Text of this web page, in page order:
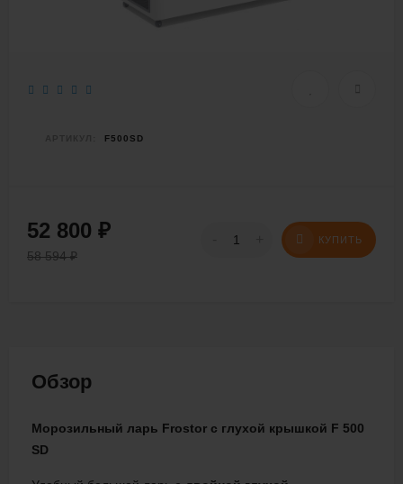
F500SD
52 800 ₽
58 594₽
КУПИТЬ
Обзор
Морозильный ларь Frostor с глухой крышкой F 500
SD